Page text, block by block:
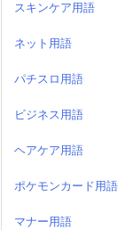
スキンケア用語
ネット用語
パチスロ用語
ビジネス用語
ヘアケア用語
ポケモンカード用語
マナー用語